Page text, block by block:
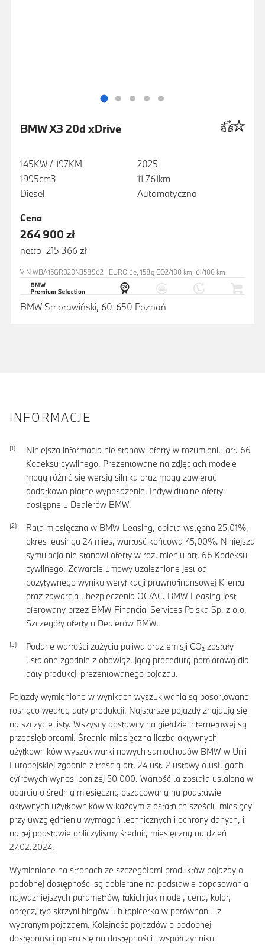
BMW X3 20d xDrive
145KW / 197KM
1995cm3
Diesel
2025
11 761km
Automatyczna
Cena
264 900 zł
netto 215 366 zł
VIN WBA15GR020N358962 | EURO 6e, 158g CO2/100 km, 6l/100 km
BMW Smorawiński, 60-650 Poznań
INFORMACJE
Niniejsza informacja nie stanowi oferty w rozumieniu art. 66
Kodeksu cywilnego. Prezentowane na zdjęciach modele
mogą różnić się wersją silnika oraz mogą zawierać
dodatkowo płatne wyposażenie. Indywidualne oferty
dostępne u Dealerów BMW.
Rata miesięczna w BMW Leasing, opłata wstępna 25,01%,
okres leasingu 24 mies, wartość końcowa 45,00%. Niniejsza
symulacja nie stanowi oferty w rozumieniu art. 66 Kodeksu
cywilnego. Zawarcie umowy uzależnione jest od
pozytywnego wyniku weryfikacji prawnofinansowej Klienta
oraz zawarcia ubezpieczenia OC/AC. BMW Leasing jest
oferowany przez BMW Financial Services Polska Sp. z o.o.
Szczegóły oferty u Dealerów BMW.
Podane wartości zużycia paliwa oraz emisji CO₂ zostały
ustalone zgodnie z obowiązującą procedurą pomiarową dla
daty produkcji prezentowanego pojazdu.
Pojazdy wymienione w wynikach wyszukiwania są posortowane
rosnąco według daty produkcji. Najstarsze pojazdy znajdują się
na szczycie listy. Wszyscy dostawcy na giełdzie internetowej są
przedsiębiorcami. Średnia miesięczna liczba aktywnych
użytkowników wyszukiwarki nowych samochodów BMW w Unii
Europejskiej zgodnie z treścią art. 24 ust. 2 ustawy o usługach
cyfrowych wynosi poniżej 50 000. Wartość ta została ustalona w
oparciu o średnią miesięczną oszacowaną na podstawie
aktywnych użytkowników w każdym z ostatnich sześciu miesięcy
przy uwzględnieniu wymagań technicznych i ochrony danych, i
na tej podstawie obliczyliśmy średnią miesięczną na dzień
27.02.2024.
Wymienione na stronach ze szczegółami produktów pojazdy o
podobnej dostępności są dobierane na podstawie dopasowania
najważniejszych parametrów, takich jak model, cena, kolor,
obręcz, typ skrzyni biegów lub tapicerka w porównaniu z
wybranym pojazdem. Kolejność pojazdów o podobnej
dostępności opiera się na dostępności i współczynniku